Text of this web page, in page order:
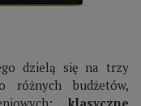
dzielą się na trzy
różnych budżetów,
klasyczne